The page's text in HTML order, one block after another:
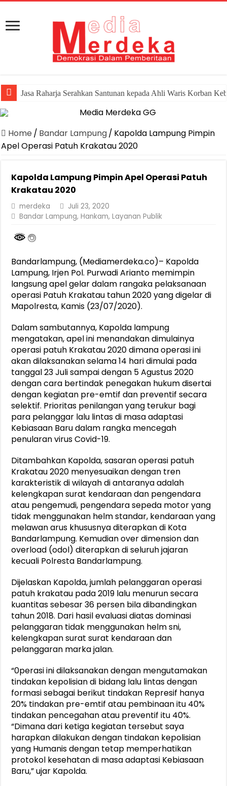
Jasa Raharja Serahkan Santunan kepada Ahli Waris Korban
Home / Bandar Lampung/ Kapolda Lampung Pimpin
Apel Operasi Patuh Krakatau 2020
Kapolda Lampung Pimpin Apel Operasi Patuh
Krakatau 2020
merdeka
Juli 23, 2020
Bandar Lampung,Hankam,Layanan Publik
Bandarlampung, (Mediamerdeka.co)– Kapolda
Lampung, Irjen Pol. Purwadi Arianto memimpin
langsung apel gelar dalam rangaka pelaksanaan
operasi Patuh Krakatau tahun 2020 yang digelar di
Mapolresta, Kamis (23/07/2020).
Dalam sambutannya, Kapolda lampung
mengatakan, apel ini menandakan dimulainya
operasi patuh Krakatau 2020 dimana operasi ini
akan dilaksanakan selama 14 hari dimulai pada
tanggal 23 Juli sampai dengan 5 Agustus 2020
dengan cara bertindak penegakan hukum disertai
dengan kegiatan pre-emtif dan preventif secara
selektif. Prioritas penilangan yang terukur bagi
para pelanggar lalu lintas di masa adaptasi
Kebiasaan Baru dalam rangka mencegah
penularan virus Covid-19.
Ditambahkan Kapolda, sasaran operasi patuh
Krakatau 2020 menyesuaikan dengan tren
karakteristik di wilayah di antaranya adalah
kelengkapan surat kendaraan dan pengendara
atau pengemudi, pengendara sepeda motor yang
tidak menggunakan helm standar, kendaraan yang
melawan arus khususnya diterapkan di Kota
Bandarlampung. Kemudian over dimension dan
overload (odol) diterapkan di seluruh jajaran
kecuali Polresta Bandarlampung.
Dijelaskan Kapolda, jumlah pelanggaran operasi
patuh krakatau pada 2019 lalu menurun secara
kuantitas sebesar 36 persen bila dibandingkan
tahun 2018. Dari hasil evaluasi diatas dominasi
pelanggaran tidak menggunakan helm sni,
kelengkapan surat surat kendaraan dan
pelanggaran marka jalan.
“0perasi ini dilaksanakan dengan mengutamakan
tindakan kepolisian di bidang lalu lintas dengan
formasi sebagai berikut tindakan Represif hanya
20% tindakan pre-emtif atau pembinaan itu 40%
tindakan pencegahan atau preventif itu 40%.
“Dimana dari ketiga kegiatan tersebut saya
harapkan dilakukan dengan tindakan kepolisian
yang Humanis dengan tetap memperhatikan
protokol kesehatan di masa adaptasi Kebiasaan
Baru,” ujar Kapolda.